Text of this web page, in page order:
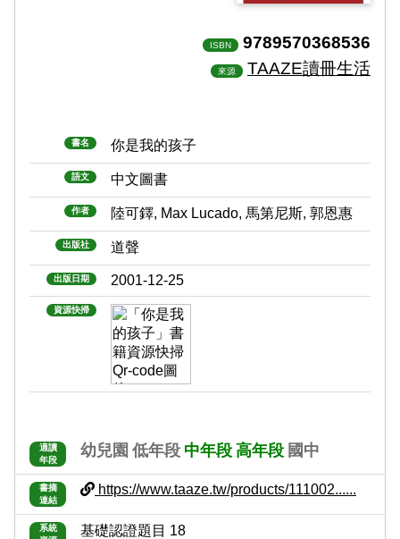
ISBN 9789570368536
來源 TAAZE讀冊生活
書名 你是我的孩子
語文 中文圖書
作者 陸可鐸, Max Lucado, 馬第尼斯, 郭恩惠
出版社 道聲
出版日期 2001-12-25
資源快掃
適讀
年段
幼兒園 低年段 中年段 高年段 國中
書摘
連結
https://www.taaze.tw/products/111002......
系統
基礎認證題目 18